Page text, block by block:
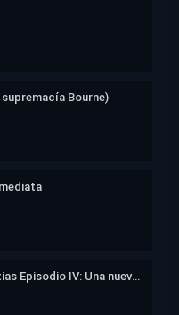
Bourne)
La guerra de las galaxias Episodio IV: Una nueva esperanza